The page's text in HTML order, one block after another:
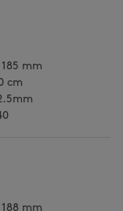
185 mm
cm
188 mm